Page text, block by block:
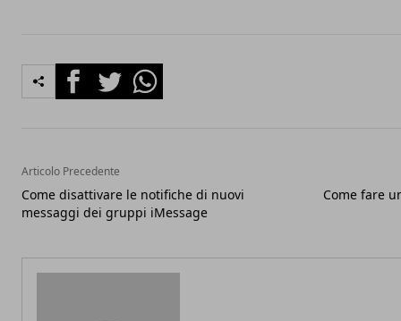
FacebookTwitterWhatsapp
Articolo Precedente
Come disattivare le notifiche di nuovi
messaggi dei gruppi iMessage
Come fare